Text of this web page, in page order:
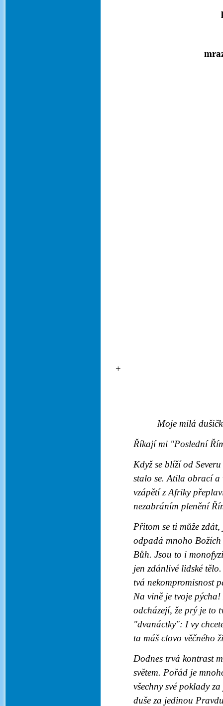
Moje milá
Říkají mi "Poslední
Když se blíží od
stalo se. Atila obrací a
vzápětí z Afriky
nezabráním plenění
Přitom se ti může
odpadá mnoho
Bůh. Jsou to i
jen zdánlivé lidské
tvá nekompromisnost
Na vině je tvoje
odcházejí, že prý je to
"dvanáctky": I vy
ta máš clovo věčného
Dodnes trvá kontrast
světem. Pořád je
všechny své poklady
duše za jedinou